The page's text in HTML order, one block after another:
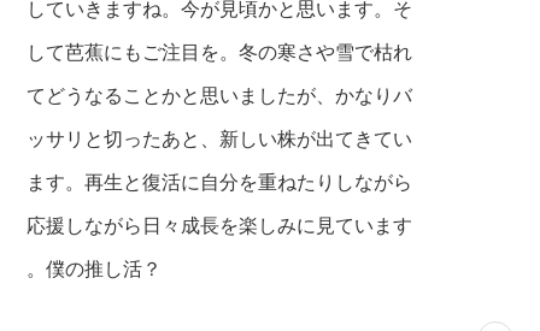
していきますね。今が見頃かと思います。そ
して芭蕉にもご注目を。冬の寒さや雪で枯れ
てどうなることかと思いましたが、かなりバ
ッサリと切ったあと、新しい株が出てきてい
ます。再生と復活に自分を重ねたりしながら
応援しながら日々成長を楽しみに見ています
。僕の推し活？